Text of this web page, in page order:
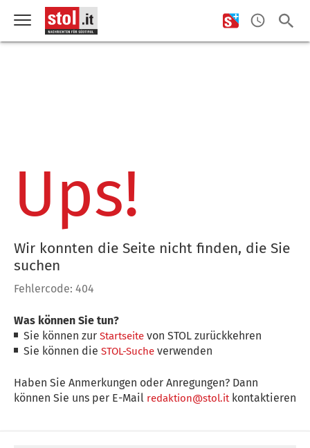
Ups!
Wir konnten die Seite nicht finden, die Sie
suchen
Fehlercode: 404
Was können Sie tun?
Sie können zurStartseite von STOL zurückkehren
Sie können dieSTOL-Suche verwenden
Haben Sie Anmerkungen oder Anregungen? Dann
können Sie uns per E-Mail redaktion@stol.itkontaktieren